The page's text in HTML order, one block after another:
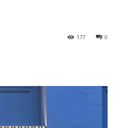
0
177